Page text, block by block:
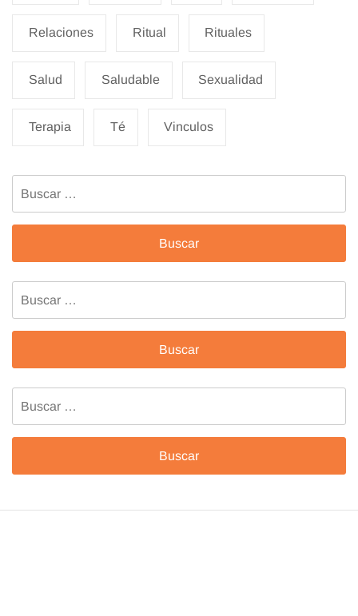
Relaciones Ritual Rituales
Salud Saludable Sexualidad
Terapia Té Vinculos